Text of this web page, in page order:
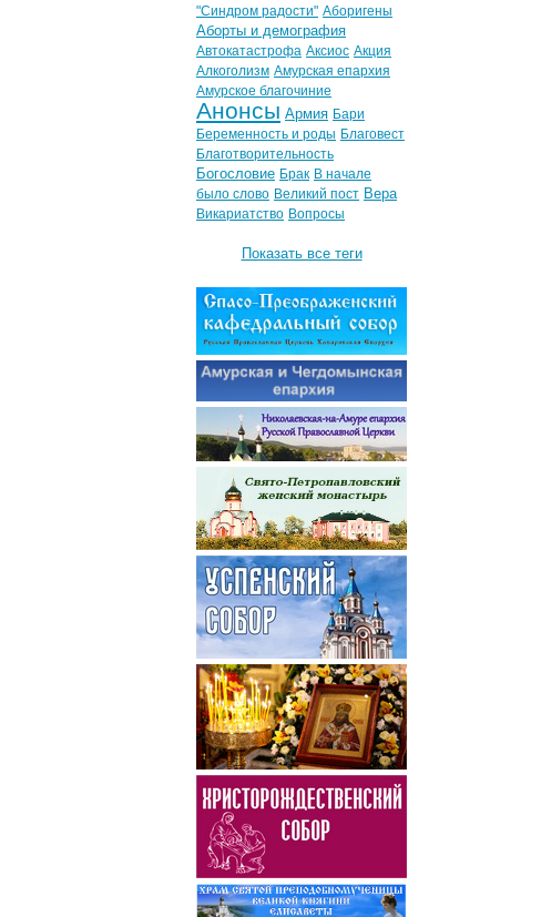
"Синдром радости" Аборигены
Аборты и демография
Автокатастрофа Аксиос Акция
Алкоголизм Амурская епархия
Амурское благочиние
Анонсы Армия Бари
Беременность и роды Благовест
Благотворительность
Богословие Брак В начале
было слово Великий пост Вера
Викариатство Вопросы
Показать все теги